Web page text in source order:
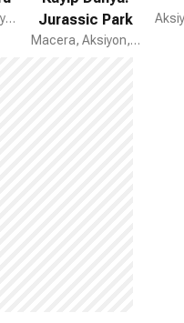
Bilim Kurgu, Aksiyon, Gerilim
Jurassic Park
Macera, Aksiyon, Bilim Kurgu